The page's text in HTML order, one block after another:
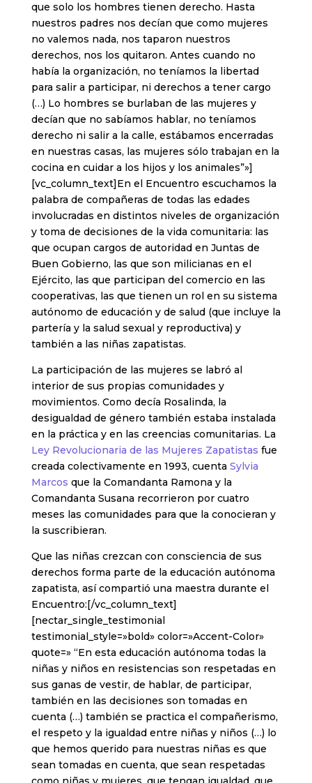
que solo los hombres tienen derecho. Hasta
nuestros padres nos decían que como mujeres
no valemos nada, nos taparon nuestros
derechos, nos los quitaron. Antes cuando no
había la organización, no teníamos la libertad
para salir a participar, ni derechos a tener cargo
(…) Lo hombres se burlaban de las mujeres y
decían que no sabíamos hablar, no teníamos
derecho ni salir a la calle, estábamos encerradas
en nuestras casas, las mujeres sólo trabajan en la
cocina en cuidar a los hijos y los animales”»]
[vc_column_text]En el Encuentro escuchamos la
palabra de compañeras de todas las edades
involucradas en distintos niveles de organización
y toma de decisiones de la vida comunitaria: las
que ocupan cargos de autoridad en Juntas de
Buen Gobierno, las que son milicianas en el
Ejército, las que participan del comercio en las
cooperativas, las que tienen un rol en su sistema
autónomo de educación y de salud (que incluye la
partería y la salud sexual y reproductiva) y
también a las niñas zapatistas.
La participación de las mujeres se labró al
interior de sus propias comunidades y
movimientos. Como decía Rosalinda, la
desigualdad de género también estaba instalada
en la práctica y en las creencias comunitarias. La
Ley Revolucionaria de las Mujeres Zapatistas fue
creada colectivamente en 1993, cuenta Sylvia
Marcos que la Comandanta Ramona y la
Comandanta Susana recorrieron por cuatro
meses las comunidades para que la conocieran y
la suscribieran.
Que las niñas crezcan con consciencia de sus
derechos forma parte de la educación autónoma
zapatista, así compartió una maestra durante el
Encuentro:[/vc_column_text]
[nectar_single_testimonial
testimonial_style=»bold» color=»Accent-Color»
quote=» “En esta educación autónoma todas la
niñas y niños en resistencias son respetadas en
sus ganas de vestir, de hablar, de participar,
también en las decisiones son tomadas en
cuenta (…) también se practica el compañerismo,
el respeto y la igualdad entre niñas y niños (…) lo
que hemos querido para nuestras niñas es que
sean tomadas en cuenta, que sean respetadas